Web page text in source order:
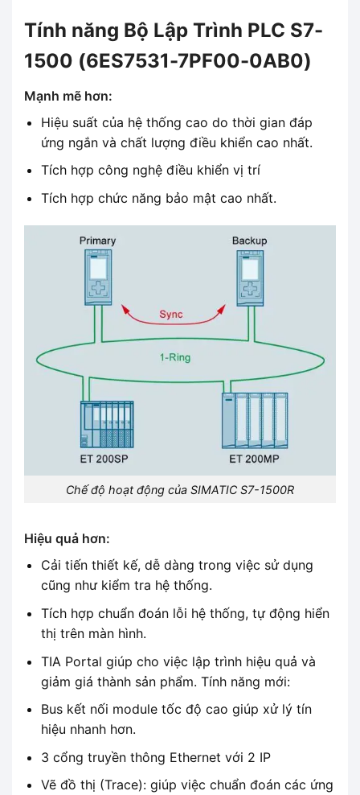
Tính năng Bộ Lập Trình PLC S7-
1500 (6ES7531-7PF00-0AB0)
Mạnh mẽ hơn:
Hiệu suất của hệ thống cao do thời gian đáp
ứng ngắn và chất lượng điều khiển cao nhất.
Tích hợp công nghệ điều khiển vị trí
Tích hợp chức năng bảo mật cao nhất.
Chế độ hoạt động của SIMATIC S7-1500R
Hiệu quả hơn:
Cải tiến thiết kế, dễ dàng trong việc sử dụng
cũng như kiểm tra hệ thống.
Tích hợp chuẩn đoán lỗi hệ thống, tự động hiển
thị trên màn hình.
TIA Portal giúp cho việc lập trình hiệu quả và
giảm giá thành sản phẩm. Tính năng mới:
Bus kết nối module tốc độ cao giúp xử lý tín
hiệu nhanh hơn.
3 cổng truyền thông Ethernet với 2 IP
Vẽ đồ thị (Trace): giúp việc chuẩn đoán các ứng